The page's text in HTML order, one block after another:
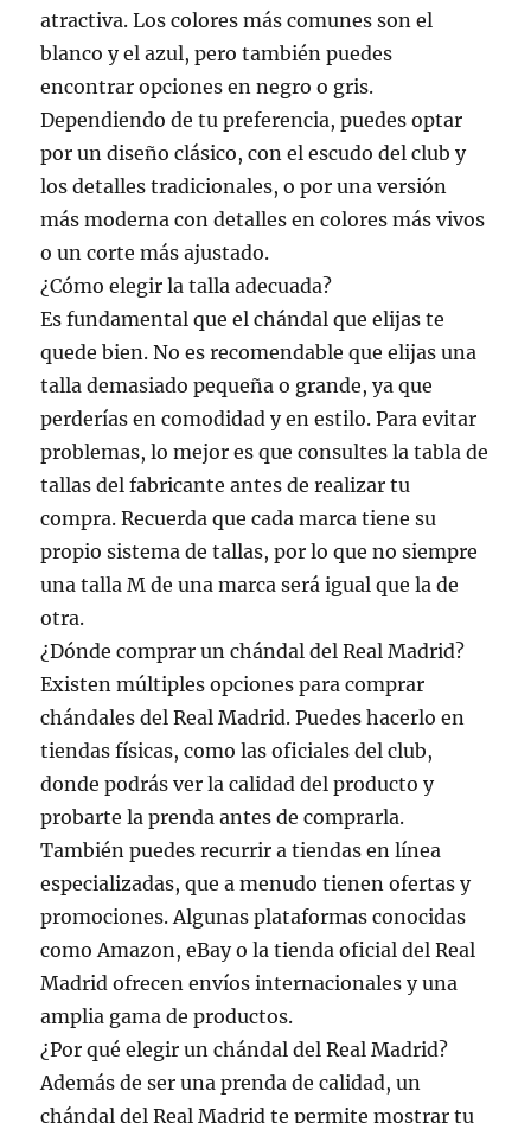
atractiva. Los colores más comunes son el
blanco y el azul, pero también puedes
encontrar opciones en negro o gris.
Dependiendo de tu preferencia, puedes optar
por un diseño clásico, con el escudo del club y
los detalles tradicionales, o por una versión
más moderna con detalles en colores más vivos
o un corte más ajustado.
¿Cómo elegir la talla adecuada?
Es fundamental que el chándal que elijas te
quede bien. No es recomendable que elijas una
talla demasiado pequeña o grande, ya que
perderías en comodidad y en estilo. Para evitar
problemas, lo mejor es que consultes la tabla de
tallas del fabricante antes de realizar tu
compra. Recuerda que cada marca tiene su
propio sistema de tallas, por lo que no siempre
una talla M de una marca será igual que la de
otra.
¿Dónde comprar un chándal del Real Madrid?
Existen múltiples opciones para comprar
chándales del Real Madrid. Puedes hacerlo en
tiendas físicas, como las oficiales del club,
donde podrás ver la calidad del producto y
probarte la prenda antes de comprarla.
También puedes recurrir a tiendas en línea
especializadas, que a menudo tienen ofertas y
promociones. Algunas plataformas conocidas
como Amazon, eBay o la tienda oficial del Real
Madrid ofrecen envíos internacionales y una
amplia gama de productos.
¿Por qué elegir un chándal del Real Madrid?
Además de ser una prenda de calidad, un
chándal del Real Madrid te permite mostrar tu